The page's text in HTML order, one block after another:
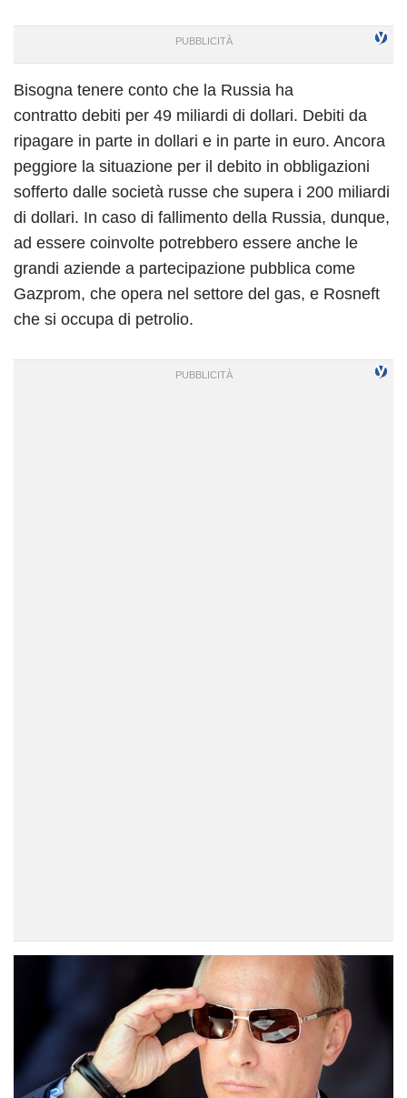
Bisogna tenere conto che la Russia ha
contratto debiti per 49 miliardi di dollari. Debiti da
ripagare in parte in dollari e in parte in euro. Ancora
peggiore la situazione per il debito in obbligazioni
sofferto dalle società russe che supera i 200 miliardi
di dollari. In caso di fallimento della Russia, dunque,
ad essere coinvolte potrebbero essere anche le
grandi aziende a partecipazione pubblica come
Gazprom, che opera nel settore del gas, e Rosneft
che si occupa di petrolio.